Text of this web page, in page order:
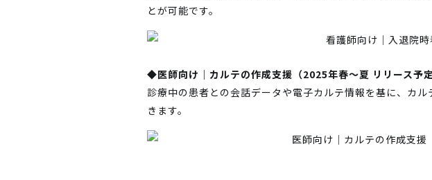
とが可能です。
◆医師向け｜カルテの作成支援（2025年春～夏 リリース予定
診療中の患者との会話データや電子カルテ情報を基に、カ
きます。